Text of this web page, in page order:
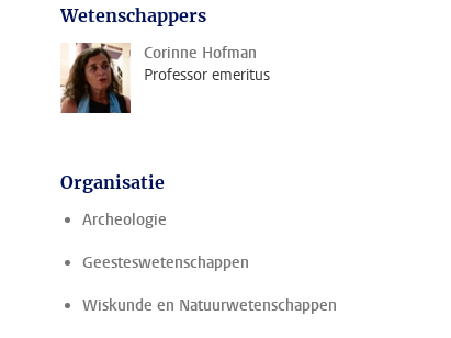
Wetenschappers
Corinne Hofman
Professor emeritus
Organisatie
Archeologie
Geesteswetenschappen
Wiskunde en Natuurwetenschappen